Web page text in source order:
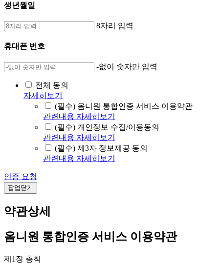
생년월일
8자리 입력
휴대폰 번호
-없이 숫자만 입력
전체 동의
자세히보기
(필수) 옴니원 통합인증 서비스 이용약관
관련내용 자세히보기
(필수) 개인정보 수집/이용동의
관련내용 자세히보기
(필수) 제3자 정보제공 동의
관련내용 자세히보기
인증 요청
팝업닫기
약관상세
옴니원 통합인증 서비스 이용약관
제1장 총칙